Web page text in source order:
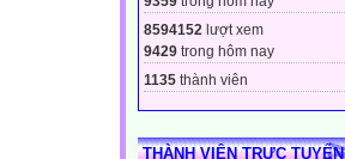
8594152 lượt xem
9429 trong hôm nay
1135 thành viên
THÀNH VIÊN TRỰC TUYẾN